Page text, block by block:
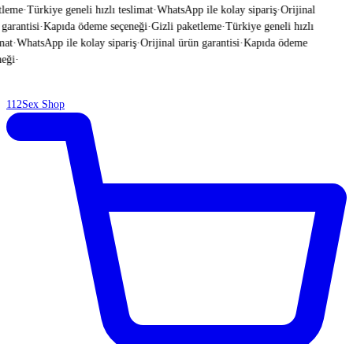
·Türkiye geneli hızlı teslimat·WhatsApp ile kolay sipariş·Orijinal
·Kapıda ödeme seçeneği·Gizli paketleme·Türkiye geneli hızlı
·WhatsApp ile kolay sipariş·Orijinal ürün garantisi·Kapıda ödeme
·
112Sex Shop